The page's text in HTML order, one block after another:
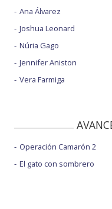
Ana Álvarez
Joshua Leonard
Núria Gago
Jennifer Aniston
Vera Farmiga
Operación Camarón 2
El gato con sombrero